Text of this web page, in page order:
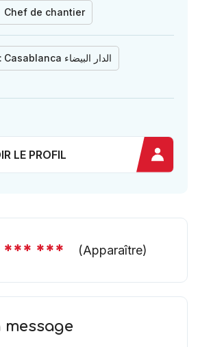
Chef de chantier
Casablanca الدار البيضاء
LE PROFIL
*** *** (Apparaître)
message